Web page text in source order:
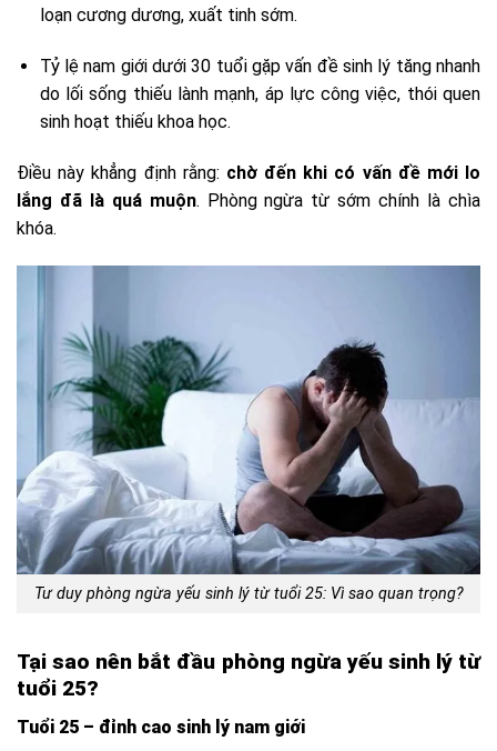
loạn cương dương, xuất tinh sớm.
Tỷ lệ nam giới dưới 30 tuổi gặp vấn đề sinh lý tăng nhanh
do lối sống thiếu lành mạnh, áp lực công việc, thói quen
sinh hoạt thiếu khoa học.
Điều này khẳng định rằng: chờ đến khi có vấn đề mới lo
lắng đã là quá muộn. Phòng ngừa từ sớm chính là chìa
khóa.
Tư duy phòng ngừa yếu sinh lý từ tuổi 25: Vì sao quan trọng?
Tại sao nên bắt đầu phòng ngừa yếu sinh lý từ
tuổi 25?
Tuổi 25 – đỉnh cao sinh lý nam giới